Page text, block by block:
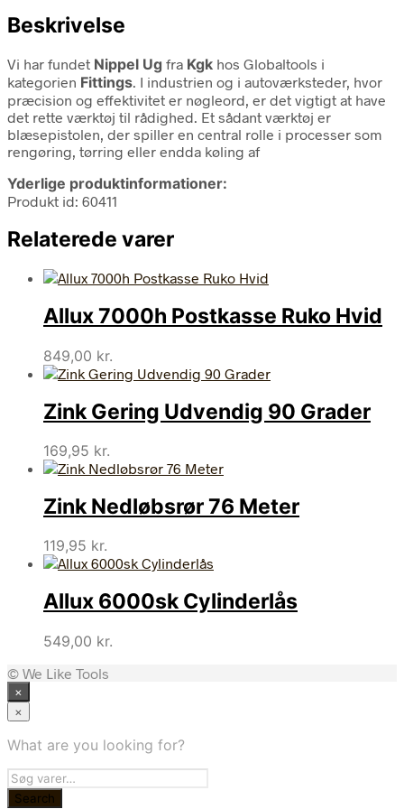
Beskrivelse
Vi har fundet Nippel Ug fra Kgk hos Globaltools i
kategorien Fittings. I industrien og i autoværksteder, hvor
præcision og effektivitet er nøgleord, er det vigtigt at have
det rette værktøj til rådighed. Et sådant værktøj er
blæsepistolen, der spiller en central rolle i processer som
rengøring, tørring eller endda køling af
Yderlige produktinformationer:
Produkt id: 60411
Relaterede varer
Allux 7000h Postkasse Ruko Hvid
849,00 kr.
Zink Gering Udvendig 90 Grader
169,95 kr.
Zink Nedløbsrør 76 Meter
119,95 kr.
Allux 6000sk Cylinderlås
549,00 kr.
© We Like Tools
×
×
What are you looking for?